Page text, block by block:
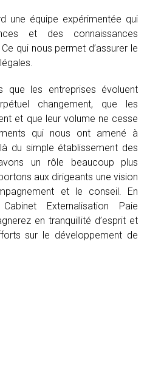
une équipe expérimentée qui
et des connaissances
qui nous permet d’assurer le
que les entreprises évoluent
changement, que les
et que leur volume ne cesse
qui nous ont amené à
du simple établissement des
un rôle beaucoup plus
aux dirigeants une vision
et le conseil. En
Externalisation Paie
en tranquillité d’esprit et
sur le développement de